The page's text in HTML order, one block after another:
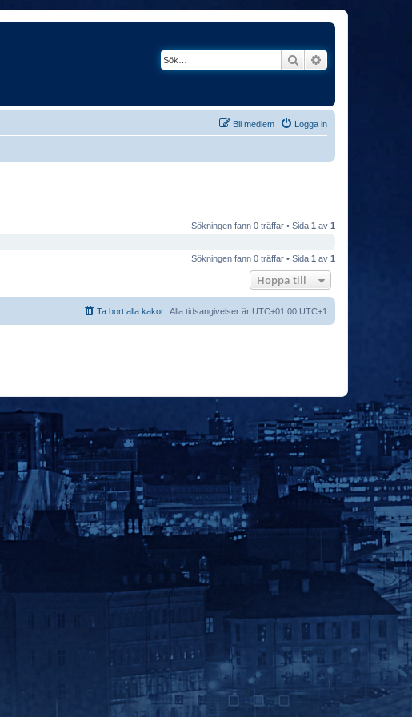
Sök
Logga in
Bli medlem
Sökningen fann 0 träffar • Sida 1 av 1
Sökningen fann 0 träffar • Sida 1 av 1
Hoppa till
Alla tidsangivelser är UTC+01:00 UTC+1
Ta bort alla kakor